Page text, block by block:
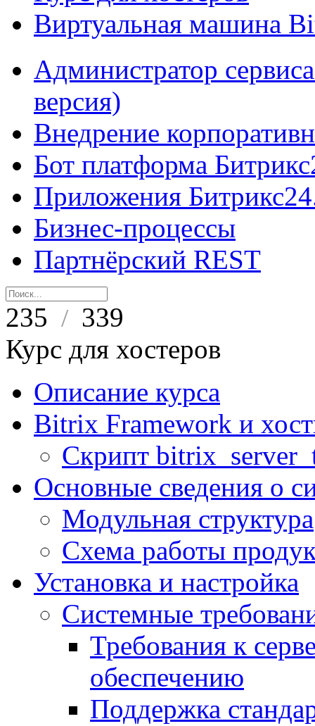
Виртуальная машина
Администратор
версия)
Внедрение
Бот платформа
Приложения
Бизнес-процессы
Партнёрский REST
235 / 339
Курс для хостеров
Описание курса
Bitrix Framework и
Скрипт
Основные сведения о
Модульная структура
Схема работы
Установка и настройка
Системные
Требования к
обеспечению
Поддержка